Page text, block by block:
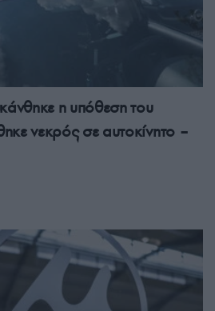
η υπόθεση του
νεκρός σε αυτοκίνητο –